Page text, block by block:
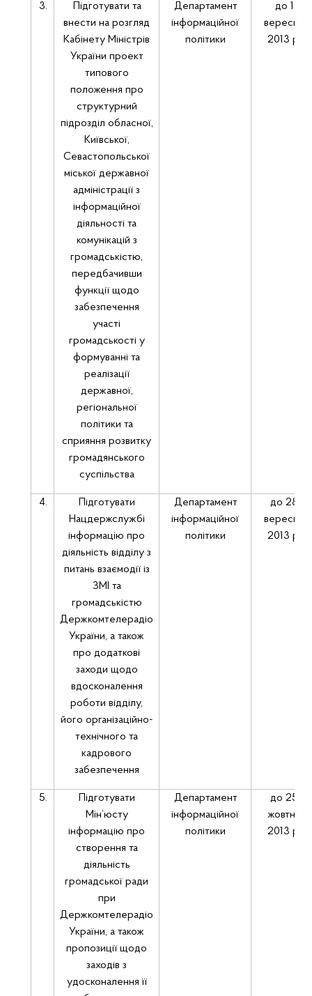
3.
Підготувати та
внести на розгляд
Кабінету Міністрів
України проект
типового
положення про
структурний
підрозділ обласної,
Київської,
Севастопольської
міської державної
адміністрації з
інформаційної
діяльності та
комунікацій з
громадськістю,
передбачивши
функції щодо
забезпечення
участі
громадськості у
формуванні та
реалізації
державної,
регіональної
політики та
сприяння розвитку
громадянського
суспільства
Департамент
інформаційної
політики
до 1
вересня
2013 р.
4.
Підготувати
Нацдержслужбі
інформацію про
діяльність відділу з
питань взаємодії із
ЗМІ та
громадськістю
Держкомтелерадіо
України, а також
про додаткові
заходи щодо
вдосконалення
роботи відділу,
його організаційно-
технічного та
кадрового
забезпечення
Департамент
інформаційної
політики
до 28
вересня
2013 р.
5.
Підготувати
Мін’юсту
інформацію про
створення та
діяльність
громадської ради
при
Держкомтелерадіо
України, а також
пропозиції щодо
заходів з
удосконалення її
Департамент
інформаційної
політики
до 25
жовтня
2013 р.